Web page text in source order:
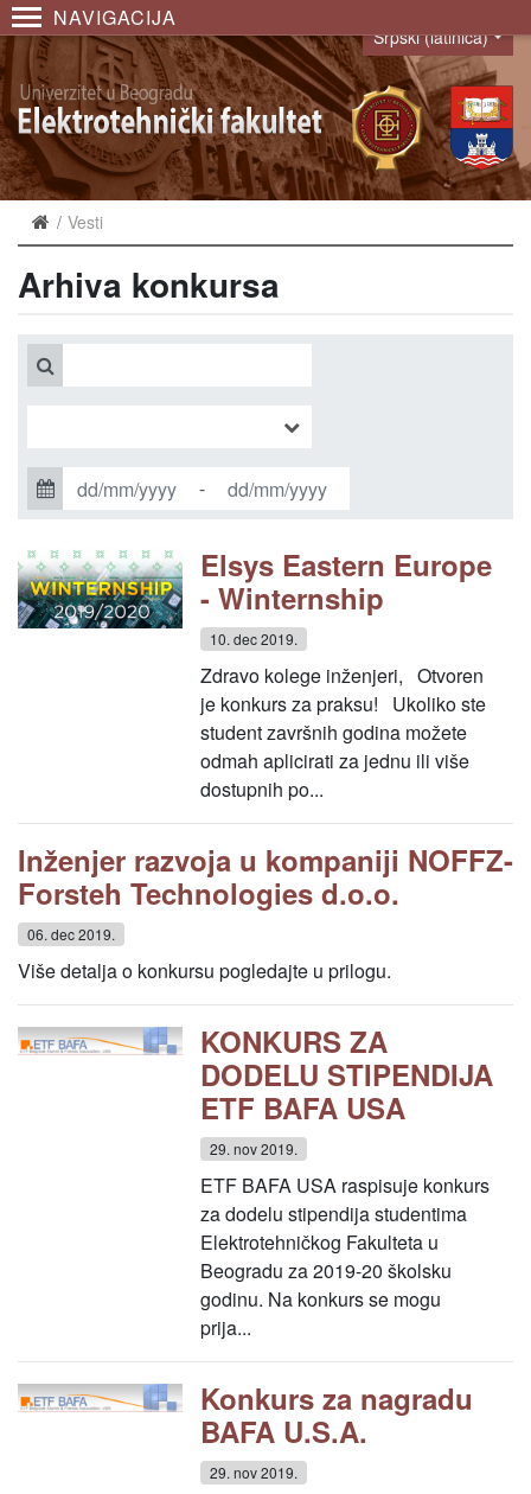
NAVIGACIJA
Language
Srpski (latinica)
Vesti
Arhiva konkursa
-
Elsys Eastern Europe
- Winternship
10. dec 2019.
Zdravo kolege inženjeri, Otvoren
je konkurs za praksu! Ukoliko ste
student završnih godina možete
odmah aplicirati za jednu ili više
dostupnih po...
Inženjer razvoja u kompaniji NOFFZ-
Forsteh Technologies d.o.o.
06. dec 2019.
Više detalja o konkursu pogledajte u prilogu.
KONKURS ZA
DODELU STIPENDIJA
ETF BAFA USA
29. nov 2019.
ETF BAFA USA raspisuje konkurs
za dodelu stipendija studentima
Elektrotehničkog Fakulteta u
Beogradu za 2019-20 školsku
godinu. Na konkurs se mogu
prija...
Konkurs za nagradu
BAFA U.S.A.
29. nov 2019.